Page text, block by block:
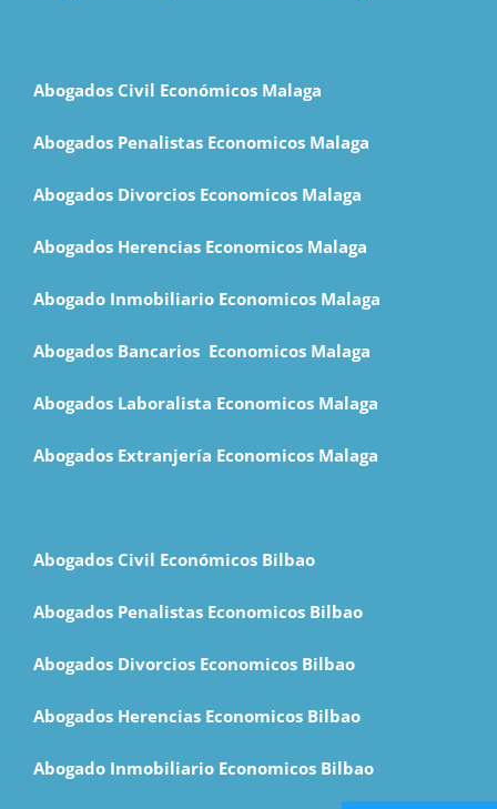
Abogados Civil Económicos Malaga
Abogados Penalistas Economicos Malaga
Abogados Divorcios Economicos Malaga
Abogados Herencias Economicos Malaga
Abogado Inmobiliario Economicos Malaga
Abogados Bancarios Economicos Malaga
Abogados Laboralista Economicos Malaga
Abogados Extranjería Economicos Malaga
Abogados Civil Económicos Bilbao
Abogados Penalistas Economicos Bilbao
Abogados Divorcios Economicos Bilbao
Abogados Herencias Economicos Bilbao
Abogado Inmobiliario Economicos Bilbao